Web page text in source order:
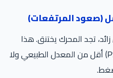
تجد المحرك يختنق. هذا
دليل على أن ضغط الطرمبة (PSI) أقل من المعدل الطبيعي ولا